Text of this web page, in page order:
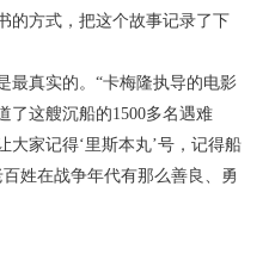
的方式，把这个故事记录了下
最真实的。“卡梅隆执导的电影
了这艘沉船的1500多名遇难
大家记得‘里斯本丸’号，记得船
百姓在战争年代有那么善良、勇